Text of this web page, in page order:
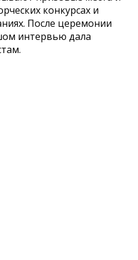
конкурсах и
После церемонии
интервью дала